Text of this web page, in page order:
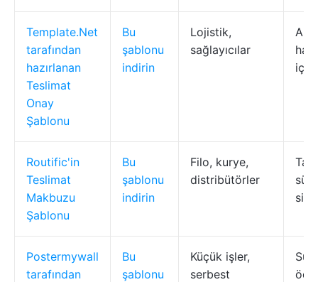
Template.Net
tarafından
hazırlanan
Teslimat
Onay
Şablonu
Bu
şablonu
indirin
Lojistik,
sağlayıcılar
için
Routific'in
Teslimat
Makbuzu
Şablonu
Bu
şablonu
indirin
Filo, kurye,
distribütörler
Postermywall
tarafından
Bu
şablonu
Küçük işler,
serbest